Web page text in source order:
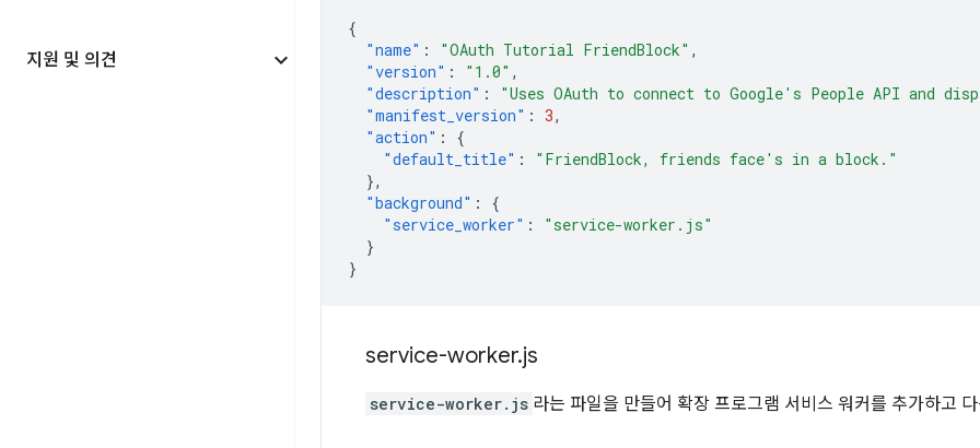
지원 및 의견
{
"name" : "OAuth Tutorial FriendBlock" ,
"version" : "1.0" ,
"description" :
"Uses OAuth to connect to Google's People API and
"manifest_version" : 3,
"action" :
{
"default_title" :
"FriendBlock, friends face's in a block."
},
"background" :
{
"service_worker" :
"service-worker.js"
}
}
service-worker.js
service-worker.js 라는 파일을 만들어 확장 프로그램 서비스 워커를 추가하고